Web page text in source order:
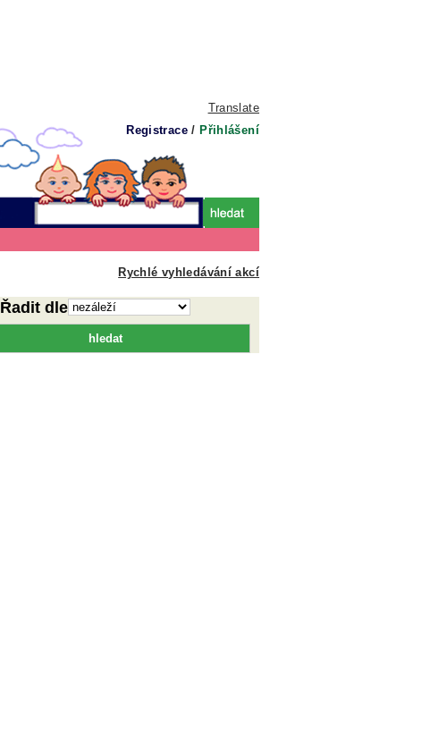
Translate
Registrace / Přihlášení
Rychlé vyhledávání akcí
Řadit dle